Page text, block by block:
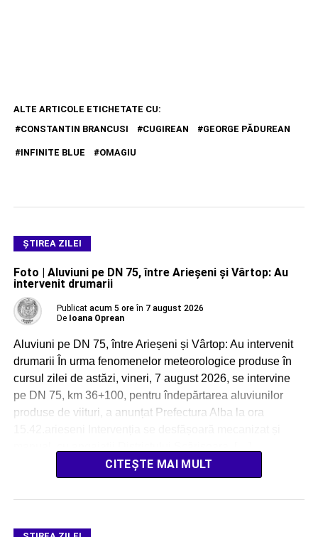
ALTE ARTICOLE ETICHETATE CU:
CONSTANTIN BRANCUSI
CUGIREAN GEORGE PĂDUREAN
INFINITE BLUE OMAGIU
ŞTIREA ZILEI
Foto | Aluviuni pe DN 75, între Arieșeni și Vârtop: Au
intervenit drumarii
Publicat acum 5 ore în 7 august 2026
De Ioana Oprean
Aluviuni pe DN 75, între Arieșeni și Vârtop: Au intervenit
drumarii În urma fenomenelor meteorologice produse în
cursul zilei de astăzi, vineri, 7 august 2026, se intervine
pe DN 75, km 36+100, pentru îndepărtarea aluviunilor
produse de viituri, a anunțat Prefectura Alba la ora
CITEȘTE MAI MULT